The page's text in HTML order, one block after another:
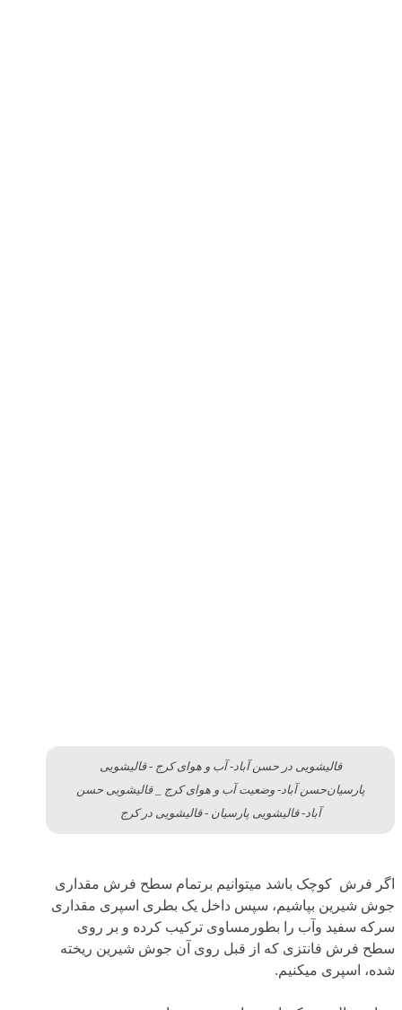
قالیشویی در حسن آباد- آب و هوای کرج - قالیشویی
پارسیان‌حسن آباد- وضعیت آب و هوای کرج _ قالیشویی حسن
آباد- قالیشویی پارسیان - قالیشویی در کرج
اگر فرش کوچک باشد میتوانیم برتمام سطح فرش مقداری
جوش شیرین بپاشیم، سپس داخل یک بطری اسپری مقداری
سرکه سفید وآب را بطورمساوی ترکیب کرده و بر روی
سطح فرش فانتزی که از قبل روی آن جوش شیرین ریخته
شده، اسپری میکنیم.